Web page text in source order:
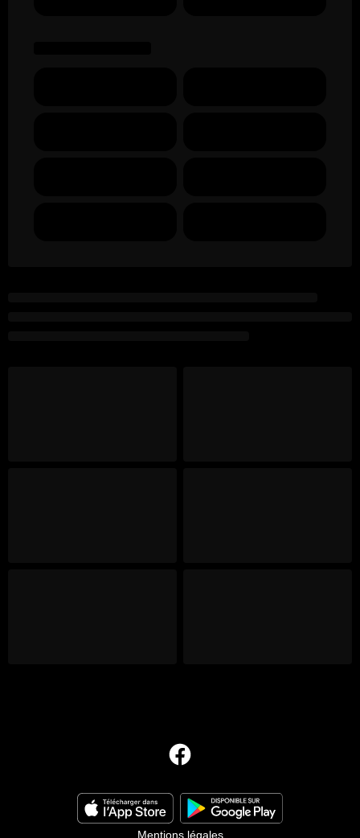
Mentions légales